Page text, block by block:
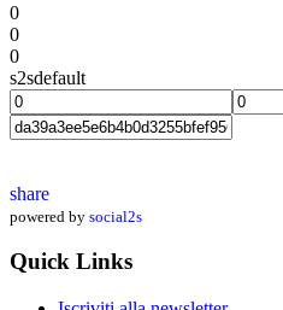
0
0
0
s2sdefault
share
powered by social2s
Quick Links